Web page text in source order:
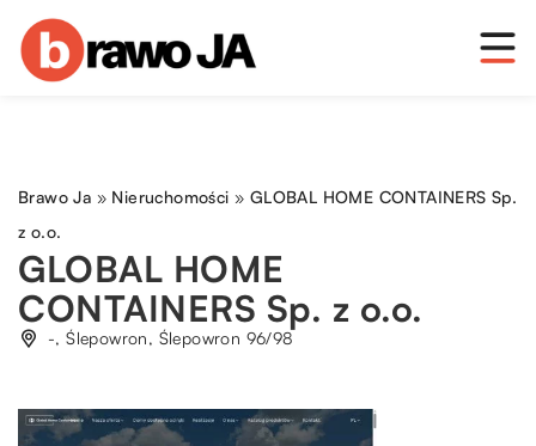
Brawo Ja » Nieruchomości » GLOBAL HOME CONTAINERS Sp.
z o.o.
GLOBAL HOME
CONTAINERS Sp. z o.o.
-, Ślepowron, Ślepowron 96/98